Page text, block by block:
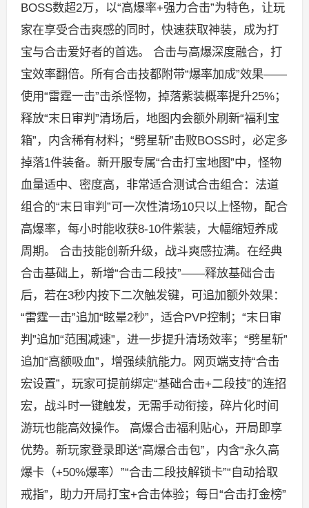
BOSS数超2万，以“高爆率+强力合击”为特色，让玩
家在享受合击爽感的同时，快速获取神装，成为打
宝与合击爱好者的首选。 合击与高爆深度融合，打
宝效率翻倍。所有合击技都附带“爆率加成”效果——
使用“雷霆一击”击杀怪物，掉落紫装概率提升25%；
释放“末日审判”清场后，地图内会额外刷新“福利宝
箱”，内含稀有材料；“劈星斩”击败BOSS时，必定多
掉落1件装备。新开服专属“合击打宝地图”中，怪物
血量适中、密度高，非常适合测试合击组合：法道
组合的“末日审判”可一次性清场10只以上怪物，配合
高爆率，每小时能收获8-10件紫装，大幅缩短养成
周期。 合击技能创新升级，战斗爽感拉满。在经典
合击基础上，新增“合击二段技”——释放基础合击
后，若在3秒内按下二次触发键，可追加额外效果：
“雷霆一击”追加“眩晕2秒”，适合PVP控制；“末日审
判”追加“范围减速”，进一步提升清场效率；“劈星斩”
追加“高额吸血”，增强续航能力。网页端支持“合击
宏设置”，玩家可提前绑定“基础合击+二段技”的连招
宏，战斗时一键触发，无需手动衔接，碎片化时间
游玩也能高效操作。 高爆合击福利贴心，开局即享
优势。新玩家登录即送“高爆合击包”，内含“永久高
爆卡（+50%爆率）”“合击二段技解锁卡”“自动拾取
戒指”，助力开局打宝+合击体验；每日“合击打金榜”